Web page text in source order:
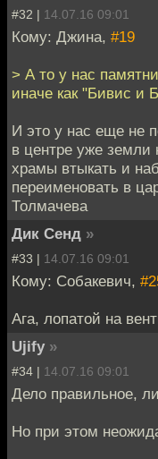
#32 | 14.07.16 09:01
Кому: Джина, #19
> А то у нас
иначе как "Бивис и
И это у нас еще не
в центре уже земли
храмы втыкать и
переименовать в
Толмачева
Дик Сенд »
#33 | 14.07.16 09:01
Кому: Собакевич,
Ага, лопатой на
Ujify »
#34 | 14.07.16 09:01
Дело правильное,
Но при этом